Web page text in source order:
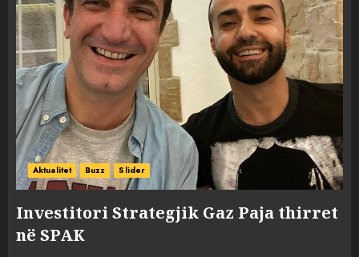
Aktualitet Buzz Slider
Investitori Strategjik Gaz Paja thirret
në SPAK